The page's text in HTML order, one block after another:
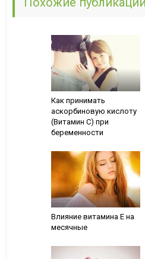
Как принимать
аскорбиновую кислоту
(Витамин С) при
беременности
Влияние витамина Е на
месячные